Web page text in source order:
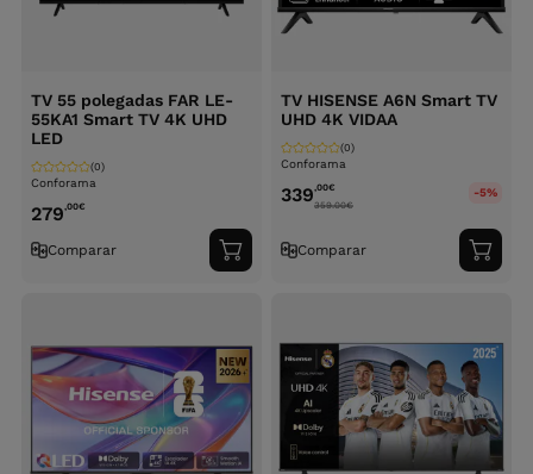
TV 55 polegadas FAR LE-
55KA1 Smart TV 4K UHD
LED
Conforama
(0)
279,00€
Comparar
Adicionar
ao
TV HISENSE A6N Smart TV
UHD 4K VIDAA
Conforama
(0)
339,00€
359.00€
-5%
Comparar
ao